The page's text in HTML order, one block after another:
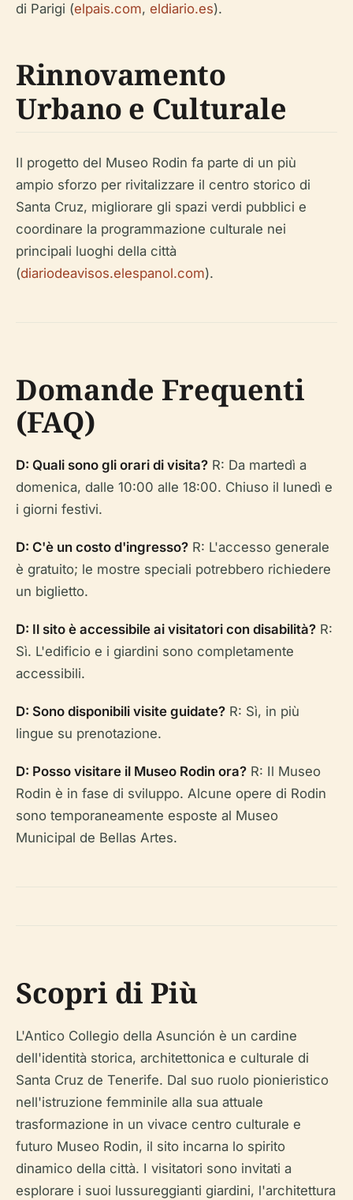
di Parigi (elpais.com, eldiario.es).
Rinnovamento
Urbano e Culturale
Il progetto del Museo Rodin fa parte di un più
ampio sforzo per rivitalizzare il centro storico di
Santa Cruz, migliorare gli spazi verdi pubblici e
coordinare la programmazione culturale nei
principali luoghi della città
(diariodeavisos.elespanol.com).
Domande Frequenti
(FAQ)
D: Quali sono gli orari di visita? R: Da martedì a
domenica, dalle 10:00 alle 18:00. Chiuso il lunedì e
i giorni festivi.
D: C'è un costo d'ingresso? R: L'accesso generale
è gratuito; le mostre speciali potrebbero richiedere
un biglietto.
D: Il sito è accessibile ai visitatori con disabilità? R:
Sì. L'edificio e i giardini sono completamente
accessibili.
D: Sono disponibili visite guidate? R: Sì, in più
lingue su prenotazione.
D: Posso visitare il Museo Rodin ora? R: Il Museo
Rodin è in fase di sviluppo. Alcune opere di Rodin
sono temporaneamente esposte al Museo
Municipal de Bellas Artes.
Scopri di Più
L'Antico Collegio della Asunción è un cardine
dell'identità storica, architettonica e culturale di
Santa Cruz de Tenerife. Dal suo ruolo pionieristico
nell'istruzione femminile alla sua attuale
trasformazione in un vivace centro culturale e
futuro Museo Rodin, il sito incarna lo spirito
dinamico della città. I visitatori sono invitati a
esplorare i suoi lussureggianti giardini, l'architettura